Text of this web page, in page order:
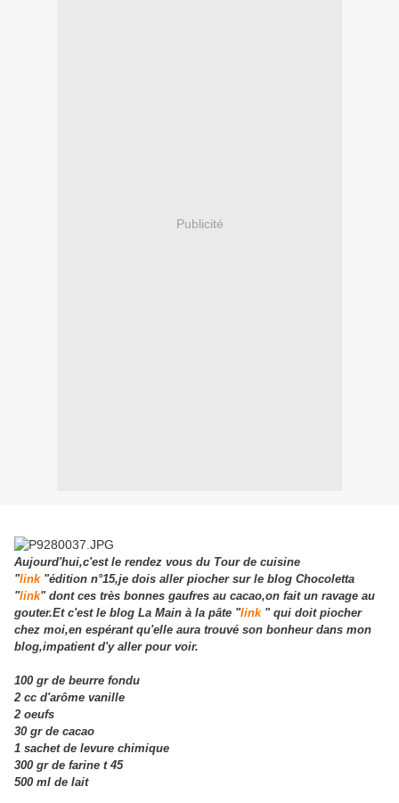
Publicité
Aujourd'hui,c'est le rendez vous du Tour de cuisine
"link"édition n°15,je dois aller piocher sur le blog Chocoletta
"link" dont ces très bonnes gaufres au cacao,on fait un ravage au
gouter.Et c'est le blog La Main à la pâte "link" qui doit piocher
chez moi,en espérant qu'elle aura trouvé son bonheur dans mon
blog,impatient d'y aller pour voir.
100 gr de beurre fondu
2 cc d'arôme vanille
2 oeufs
30 gr de cacao
1 sachet de levure chimique
300 gr de farine t 45
500 ml de lait